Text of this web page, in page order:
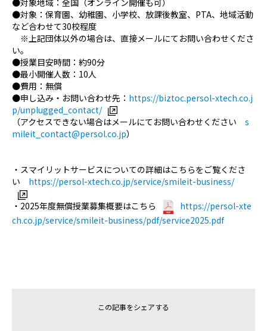
●対象地域：全国（オンライン開催も可）
●対象：保育園、幼稚園、小学校、放課後教室、 PTA、地域活動
など合わせて30校程度
※上記団体以外の場合は、直接メールにてお問い合わせくださ
い。
●授業目安時間：約90分
●最小開催人数： 10人
●費用：無償
●申し込み・お問い合わせ先： https://biztoc.persol-xtech.co.j
p/unplugged_contact/
（アクセスできない場合はメールにてお問い合わせください s
mileit_contact@persol.co.jp）
・スマイリットサービスについての詳細はこちらをご覧くださ
い https://persol-xtech.co.jp/service/smileit-business/
・2025年度無償授業募集概要はこちら
https://persol-xte
ch.co.jp/service/smileit-business/pdf/service2025.pdf
この記事をシェアする